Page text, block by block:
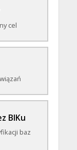
cel
BIKu
baz